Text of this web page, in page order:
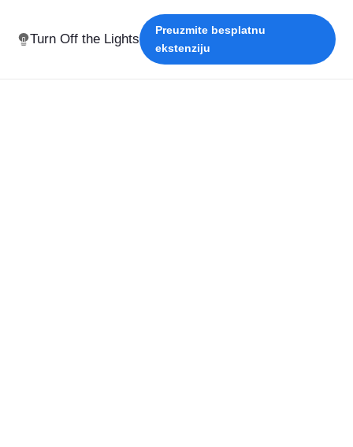
Turn Off the Lights
Preuzmite besplatnu
ekstenziju